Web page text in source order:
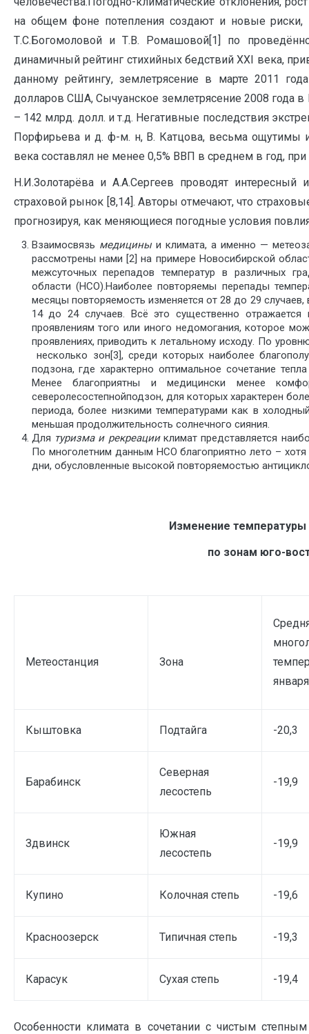
на общем фоне потепления создают и новые
Т.С.Богомоловой и Т.В. Ромашовой[1] по
динамичный рейтинг стихийных бедствий XXI века,
данному рейтингу, землетрясение в марте 2011
долларов США, Сычуанское землетрясение 2008 года
– 142 млрд. долл. и т.д. Негативные последствия
Порфирьева и д. ф-м. н, В. Катцова, весьма ощутимы
века составлял не менее 0,5% ВВП в среднем в год,
Н.И.Золотарёва и А.А.Сергеев проводят интересный
страховой рынок [8,14]. Авторы отмечают, что
прогнозируя, как меняющиеся погодные условия
Взаимосвязь медициныи климата, а именно —
рассмотрены нами [2] на примере Новосибирской
межсуточных перепадов температур в различных
области (НСО).Наиболее повторяемы перепады
месяцы повторяемость изменяется от 28 до 29
14 до 24 случаев. Всё это существенно
проявлениям того или иного недомогания, которое
проявлениях, приводить к летальному исходу. По
несколько зон[3], среди которых наиболее
подзона, где характерно оптимальное сочетание
Менее благоприятны и медицински менее
северолесостепнойподзон, для которых характерен
периода, более низкими температурами как в
меньшая продолжительность солнечного сияния.
Для туризма и рекреации климат представляется
По многолетним данным НСО благоприятно лето –
дни, обусловленные высокой повторяемостью
Изменение температуры
по зонам юго-
Метеостанция Зона
января
Кыштовка Подтайга -20,3
Барабинск
Северная
лесостепь
-19,9
Здвинск
Южная
лесостепь
-19,9
Купино Колочная степь -19,6
Красноозерск Типичная степь -19,3
Карасук Сухая степь -19,4
Особенности климата в сочетании с чистым